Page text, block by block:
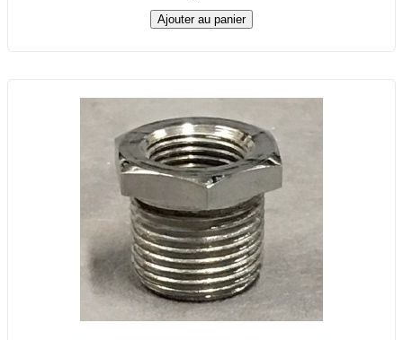
Ajouter au panier